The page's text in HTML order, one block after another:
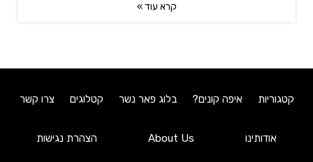
קרא עוד »
קטגוריות איפה קונים? בלוג פאר נשר קטלוגים צרו קשר
אודותינו About Us הצהרת נגישות